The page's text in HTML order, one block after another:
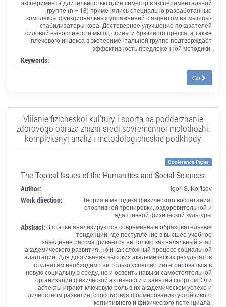
эксперимента длительностью один семестр в экспериментальной
группе (n = 18) применялись специально разработанные
комплексы функциональных упражнений с акцентом на мышцы-
стабилизаторы кора. Достоверное улучшение показателей
силовой выносливости мышц спины и брюшного пресса, а также
плечевого индекса в экспериментальной группе подтверждает
эффективность предложенной методики.
Keywords:
Go
Vliianie fizicheskoi kul'tury i sporta na podderzhanie
zdorovogo obraza zhizni sredi sovremennoi molodiozhi:
kompleksnyi analiz i metodologicheskie podkhody
Conference Paper
The Topical Issues of the Humanities and Social Sciences
Author: Igor' S. Kol'tsov
Work direction:
Теория и методика физического воспитания,
спортивной тренировки, оздоровительной и
адаптивной физической культуры
Abstract: В статье анализируются современные образовательные
тенденции, где поступление в высшее учебное
заведение рассматривается не только как начальный этап
академического развития, но и как сложный процесс социальной
адаптации. Для достижения высоких академических результатов
студентам необходимо не только успешно интегрироваться в
новую социальную среду, но и освоить навыки самостоятельной
организации физической активности и занятий спортом. Эти
аспекты играют ключевую роль в их академическом успехе и
личностном развитии, способствуя формированию устойчивого
когнитивного и физического потенциала.